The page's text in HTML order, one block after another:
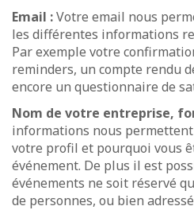
Email :Votre email nous
les différentes informations
Par exemple votre
reminders, un compte rendu
encore un questionnaire de
Nom de votre entreprise,
informations nous permettent
votre profil et pourquoi vous
événement. De plus il est
événements ne soit réservé
de personnes, ou bien